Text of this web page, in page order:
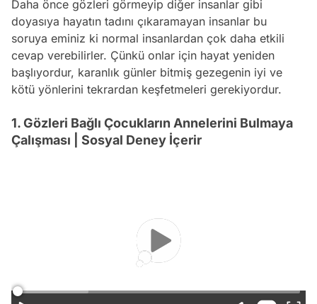
Daha önce gözleri görmeyip diğer insanlar gibi
doyasıya hayatın tadını çıkaramayan insanlar bu
soruya eminiz ki normal insanlardan çok daha etkili
cevap verebilirler. Çünkü onlar için hayat yeniden
başlıyordur, karanlık günler bitmiş gezegenin iyi ve
kötü yönlerini tekrardan keşfetmeleri gerekiyordur.
1. Gözleri Bağlı Çocukların Annelerini Bulmaya
Çalışması | Sosyal Deney İçerir